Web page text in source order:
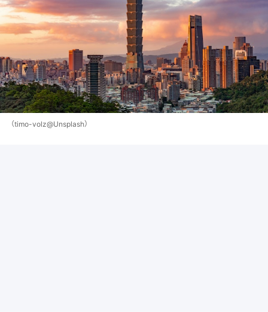
（timo-volz@Unsplash）